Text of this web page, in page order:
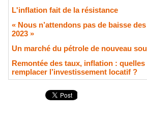
L'inflation fait de la résistance
« Nous n’attendons pas de baisse
2023 »
​Un marché du pétrole de nouveau
Remontée des taux, inflation :
remplacer l’investissement locatif ?